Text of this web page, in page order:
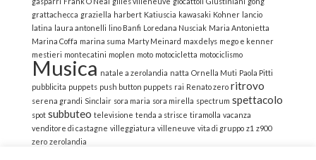
grattachecca graziella harbert Katiuscia kawasaki Kohner lancio
latina laura antonelli lino Banfi Loredana Nusciak Maria Antonietta
Marina Coffa marina suma Marty Meinard max delys mego e kenner
mestieri montecatini moplen moto motocicletta motociclismo
Musica natale a zerolandia natta Ornella Muti Paola Pitti
pubblicita puppets push button puppets rai Renato zero ritrovo
serena grandi Sinclair sora maria sora mirella spectrum spettacolo
spot subbuteo televisione tenda a strisce tiramolla vacanza
venditore di castagne villeggiatura villeneuve vita di gruppo z1 z900
zero zerolandia